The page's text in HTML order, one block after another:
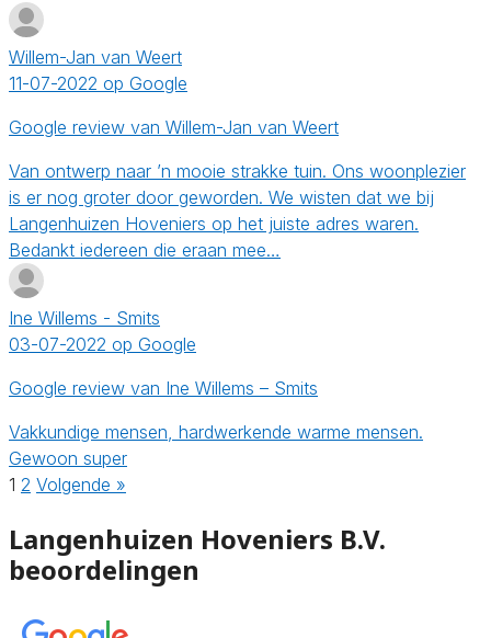
Willem-Jan van Weert
11-07-2022 op Google
Google review van Willem-Jan van Weert
Van ontwerp naar ’n mooie strakke tuin. Ons woonplezier
is er nog groter door geworden. We wisten dat we bij
Langenhuizen Hoveniers op het juiste adres waren.
Bedankt iedereen die eraan mee…
Ine Willems - Smits
03-07-2022 op Google
Google review van Ine Willems – Smits
Vakkundige mensen, hardwerkende warme mensen.
Gewoon super
1 2 Volgende »
Langenhuizen Hoveniers B.V.
beoordelingen